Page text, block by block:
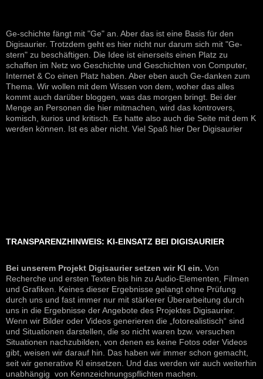
Ge-schichte fängt mit "Ge" an. Aber das ist eine Basis für den
Digisaurier. Trotzdem geht es hier nicht nur darum sich mit "Ge-
stern" zu beschäftigen. Die Idee ist einerseits einen Platz zu
schaffen im Netz wo Geschichte und Geschichten von Computer,
Internet & Co einen Platz haben. Aber eben auch Ge-danken zum
Thema. Wir wollen mit dem Wissen von dem, woher das alles
kommt auch darüber bloggen, was das morgen bringt. Bei der
Menge an Personen die hier mitmachen, wird das kontrovers,
komisch, kurios und kritisch. Es hatte also auch die Seite mit dem K
werden können. Ist es aber nicht. Viel Spaß hier Der Digisaurier
TRANSPARENZHINWEIS: KI-EINSATZ BEI DIGISAURIER
Bei unserem Projekt Digisaurier setzen wir KI ein. Von
Recherche und ersten Texten bis hin zu Audio-Elementen, Filmen
und Grafiken. Keines dieser Ergebnisse gelangt ohne Prüfung
durch uns und fast immer nur mit stärkerer Überarbeitung durch
uns in die Ergebnisse der Angebote des Projektes Digisaurier.
Wenn wir Bilder oder Videos generieren die „fotorealistisch“ sind
und Situationen darstellen, die so nicht waren bzw. versuchen
Situationen nachzubilden, von denen es keine Fotos oder Videos
gibt, weisen wir darauf hin. Das haben wir immer schon gemacht,
seit wir generative KI einsetzen. Und das werden wir auch weiterhin
unabhängig von Kennzeichnungspflichten machen.